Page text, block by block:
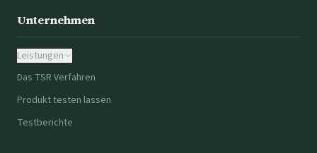
Unternehmen
Leistungen
Das TSR Verfahren
Produkt testen lassen
Testberichte